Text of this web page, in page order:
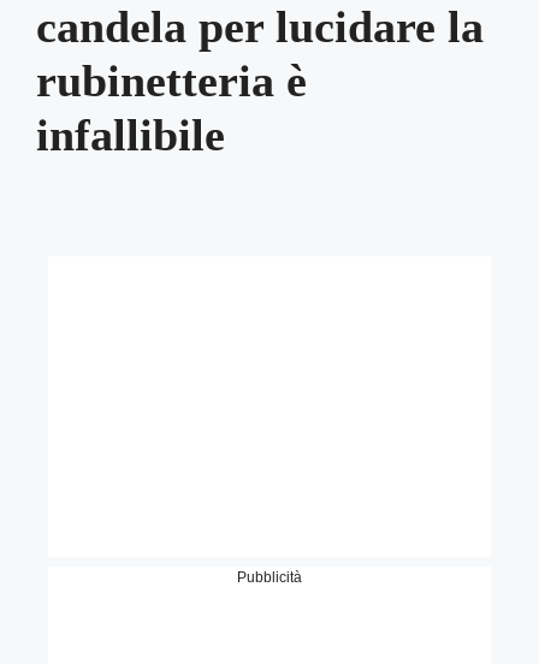
candela per lucidare la
rubinetteria è
infallibile
Pubblicità